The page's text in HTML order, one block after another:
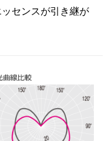
センスが引き継が